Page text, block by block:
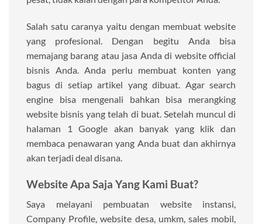
Salah satu caranya yaitu dengan membuat website
yang profesional. Dengan begitu Anda bisa
memajang barang atau jasa Anda di website official
bisnis Anda. Anda perlu membuat konten yang
bagus di setiap artikel yang dibuat. Agar search
engine bisa mengenali bahkan bisa merangking
website bisnis yang telah di buat. Setelah muncul di
halaman 1 Google akan banyak yang klik dan
membaca penawaran yang Anda buat dan akhirnya
akan terjadi deal disana.
Website Apa Saja Yang Kami Buat?
Saya melayani pembuatan website instansi,
Company Profile, website desa, umkm, sales mobil,